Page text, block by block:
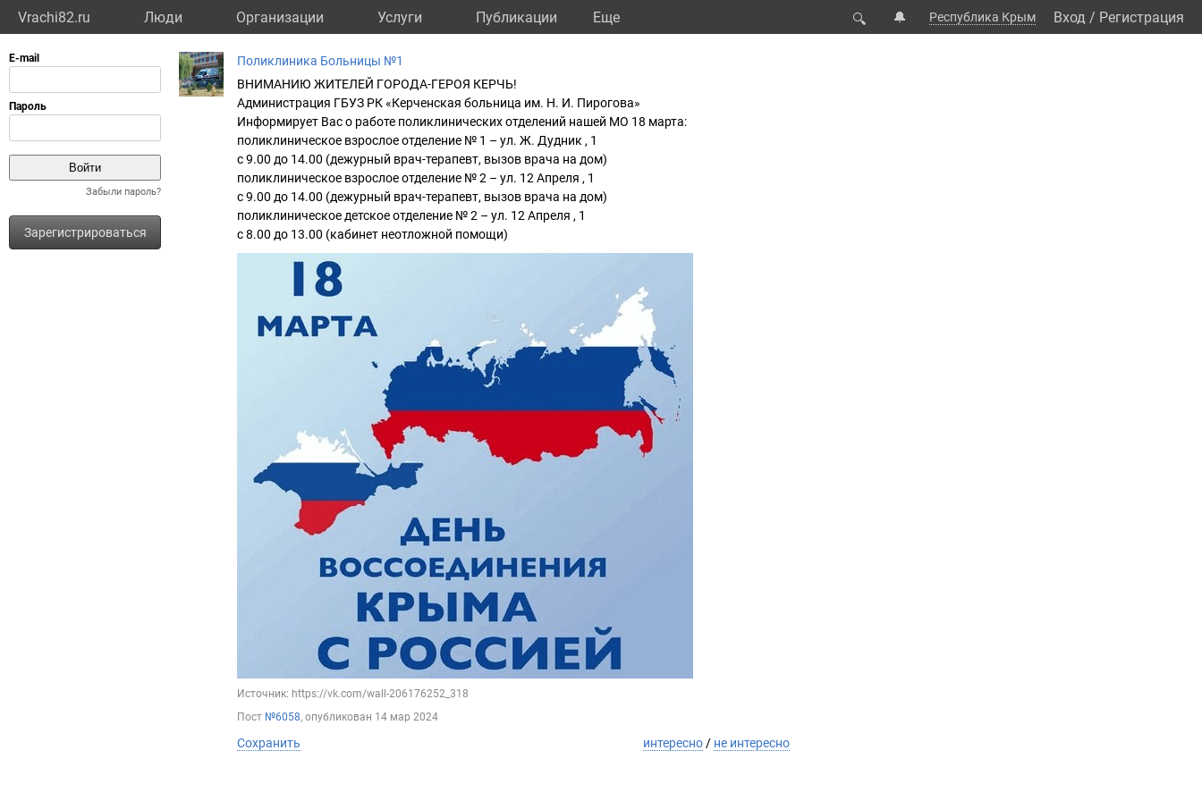
Vrachi82.ru Люди Организации Услуги Публикации Eще 🔍 🔔 Республика Крым Вход / Регистрация
Забыли пароль?
Зарегистрироваться
Поликлиника Больницы №1
ВНИМАНИЮ ЖИТЕЛЕЙ ГОРОДА-ГЕРОЯ КЕРЧЬ!
Администрация ГБУЗ РК «Керченская больница им. Н. И. Пирогова»
Информирует Вас о работе поликлинических отделений нашей МО 18 марта:
поликлиническое взрослое отделение № 1 – ул. Ж. Дудник , 1
с 9.00 до 14.00 (дежурный врач-терапевт, вызов врача на дом)
поликлиническое взрослое отделение № 2 – ул. 12 Апреля , 1
с 9.00 до 14.00 (дежурный врач-терапевт, вызов врача на дом)
поликлиническое детское отделение № 2 – ул. 12 Апреля , 1
с 8.00 до 13.00 (кабинет неотложной помощи)
Источник: https://vk.com/wall-206176252_318
Пост №6058, опубликован 14 мар 2024
Сохранить интересно / не интересно